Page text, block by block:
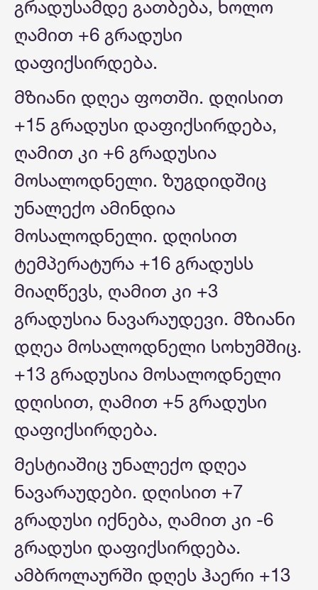
გრადუსამდე გათბება, ხოლო
ღამით +6 გრადუსი
დაფიქსირდება.
მზიანი დღეა ფოთში. დღისით
+15 გრადუსი დაფიქსირდება,
ღამით კი +6 გრადუსია
მოსალოდნელი. ზუგდიდშიც
უნალექო ამინდია
მოსალოდნელი. დღისით
ტემპერატურა +16 გრადუსს
მიაღწევს, ღამით კი +3
გრადუსია ნავარაუდევი. მზიანი
დღეა მოსალოდნელი სოხუმშიც.
+13 გრადუსია მოსალოდნელი
დღისით, ღამით +5 გრადუსი
დაფიქსირდება.
მესტიაშიც უნალექო დღეა
ნავარაუდები. დღისით +7
გრადუსი იქნება, ღამით კი -6
გრადუსი დაფიქსირდება.
ამბროლაურში დღეს ჰაერი +13